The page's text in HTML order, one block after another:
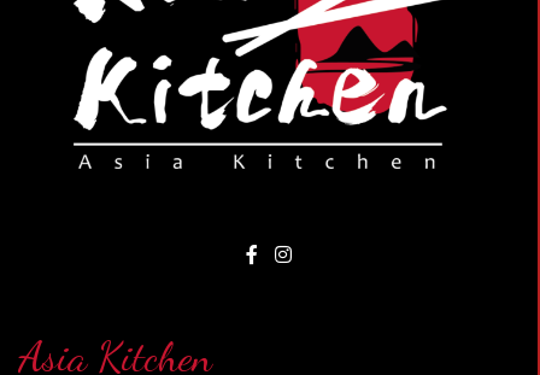
Asia Kitchen